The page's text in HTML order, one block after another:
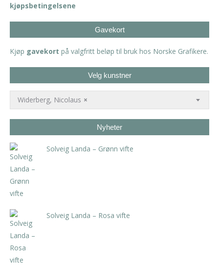
kjøpsbetingelsene
Gavekort
Kjøp gavekort på valgfritt beløp til bruk hos Norske Grafikere.
Velg kunstner
×
Widerberg, Nicolaus
Nyheter
Solveig Landa – Grønn vifte
Solveig Landa – Rosa vifte